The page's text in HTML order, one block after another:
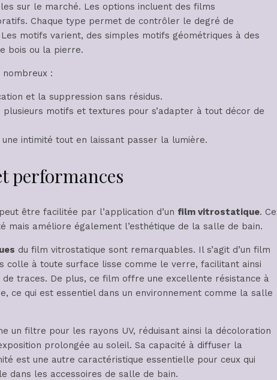
sur le marché. Les options incluent des films
Chaque type permet de contrôler le degré de
motifs varient, des simples motifs géométriques à des
bois ou la pierre.
nombreux :
et la suppression sans résidus.
motifs et textures pour s’adapter à tout décor de
intimité tout en laissant passer la lumière.
performances
être facilitée par l’application d’un film vitrostatique. Ce
mais améliore également l’esthétique de la salle de bain.
du film vitrostatique sont remarquables. Il s’agit d’un film
colle à toute surface lisse comme le verre, facilitant ainsi
traces. De plus, ce film offre une excellente résistance à
ce qui est essentiel dans un environnement comme la salle
un filtre pour les rayons UV, réduisant ainsi la décoloration
prolongée au soleil. Sa capacité à diffuser la
est une autre caractéristique essentielle pour ceux qui
dans les accessoires de salle de bain.